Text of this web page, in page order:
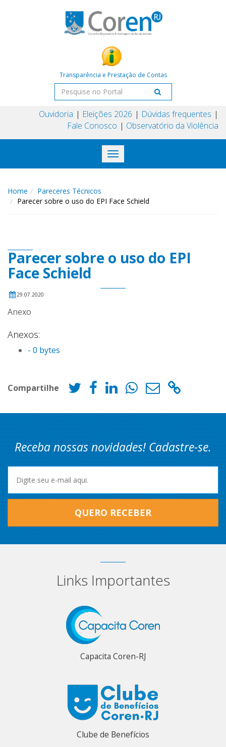
Transparência e Prestação de Contas
Ouvidoria Eleições 2026
Dúvidas frequentes
Fale Conosco
Observatório da Violência
Toggle
navigation
Home
Pareceres Técnicos
Parecer sobre o uso do EPI Face Schield
Parecer sobre o uso do EPI
Face Schield
29.07.2020
Anexo
Anexos:
- 0 bytes
Compartilhe
Receba nossas novidades! Cadastre-se.
QUERO RECEBER
Links Importantes
Capacita Coren-RJ
Clube de Benefícios